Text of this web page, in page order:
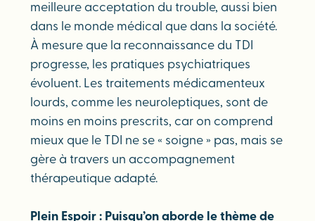
meilleure acceptation du trouble, aussi bien
dans le monde médical que dans la société.
À mesure que la reconnaissance du TDI
progresse, les pratiques psychiatriques
évoluent. Les traitements médicamenteux
lourds, comme les neuroleptiques, sont de
moins en moins prescrits, car on comprend
mieux que le TDI ne se « soigne » pas, mais se
gère à travers un accompagnement
thérapeutique adapté.
Plein Espoir : Puisqu’on aborde le thème de